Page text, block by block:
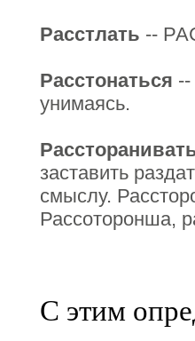
Расстлать --
Расстонаться
унимаясь.
заставить
смыслу.
Рассоторонша,
С этим